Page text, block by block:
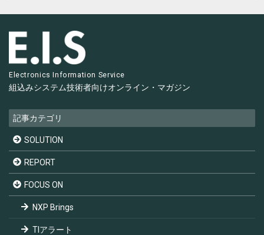
Electronics Information Service
組込みシステム技術者向けオンライン・マガジン
記事カテゴリ
SOLUTION
REPORT
FOCUS ON
NXP Brings
TIアラート